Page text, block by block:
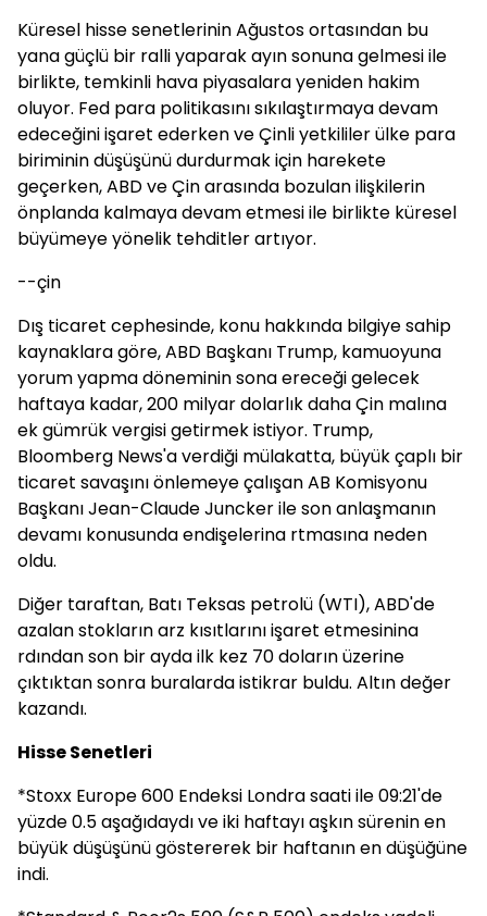
Küresel hisse senetlerinin Ağustos ortasından bu
yana güçlü bir ralli yaparak ayın sonuna gelmesi ile
birlikte, temkinli hava piyasalara yeniden hakim
oluyor. Fed para politikasını sıkılaştırmaya devam
edeceğini işaret ederken ve Çinli yetkililer ülke para
biriminin düşüşünü durdurmak için harekete
geçerken, ABD ve Çin arasında bozulan ilişkilerin
önplanda kalmaya devam etmesi ile birlikte küresel
büyümeye yönelik tehditler artıyor.
--çin
Dış ticaret cephesinde, konu hakkında bilgiye sahip
kaynaklara göre, ABD Başkanı Trump, kamuoyuna
yorum yapma döneminin sona ereceği gelecek
haftaya kadar, 200 milyar dolarlık daha Çin malına
ek gümrük vergisi getirmek istiyor. Trump,
Bloomberg News'a verdiği mülakatta, büyük çaplı bir
ticaret savaşını önlemeye çalışan AB Komisyonu
Başkanı Jean-Claude Juncker ile son anlaşmanın
devamı konusunda endişelerina rtmasına neden
oldu.
Diğer taraftan, Batı Teksas petrolü (WTI), ABD'de
azalan stokların arz kısıtlarını işaret etmesinina
rdından son bir ayda ilk kez 70 doların üzerine
çıktıktan sonra buralarda istikrar buldu. Altın değer
kazandı.
Hisse Senetleri
*Stoxx Europe 600 Endeksi Londra saati ile 09:21'de
yüzde 0.5 aşağıdaydı ve iki haftayı aşkın sürenin en
büyük düşüşünü göstererek bir haftanın en düşüğüne
indi.